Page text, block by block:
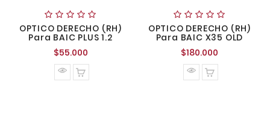
OPTICO DERECHO (RH)
Para BAIC PLUS 1.2
$55.000Precio
normal
OPTICO DERECHO (RH)
Para BAIC X35 OLD
$180.000
normal